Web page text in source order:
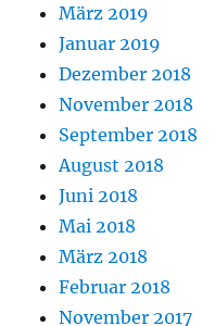
März 2019
Januar 2019
Dezember 2018
November 2018
September 2018
August 2018
Juni 2018
Mai 2018
März 2018
Februar 2018
November 2017